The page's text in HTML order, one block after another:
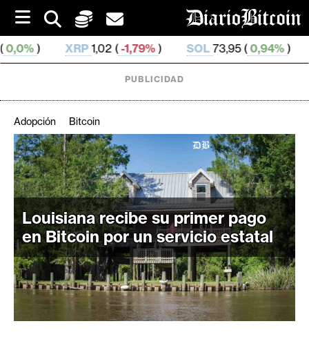
i
p
t
o
1,02 ( -1,79% ) SOL73,95 ( 0,94%) TRX0,327
C
r
i
p
t
o
M
e
r
PUBLICIDAD
Adopción Bitcoin
Louisiana recibe su primer pago
en Bitcoin por un servicio estatal